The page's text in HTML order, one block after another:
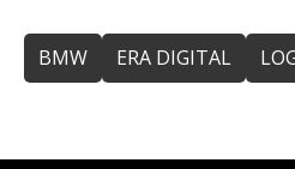
BMW ERA DIGITAL